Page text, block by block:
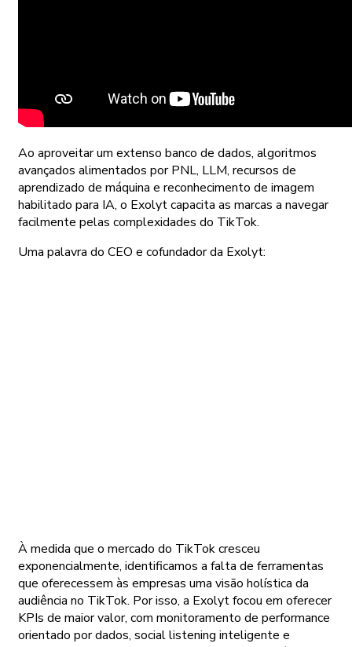
Ao aproveitar um extenso banco de dados, algoritmos
avançados alimentados por PNL, LLM, recursos de
aprendizado de máquina e reconhecimento de imagem
habilitado para IA, o Exolyt capacita as marcas a navegar
facilmente pelas complexidades do TikTok.
Uma palavra do CEO e cofundador da Exolyt:
À medida que o mercado do TikTok cresceu
exponencialmente, identificamos a falta de ferramentas
que oferecessem às empresas uma visão holística da
audiência no TikTok. Por isso, a Exolyt focou em oferecer
KPIs de maior valor, com monitoramento de performance
orientado por dados, social listening inteligente e